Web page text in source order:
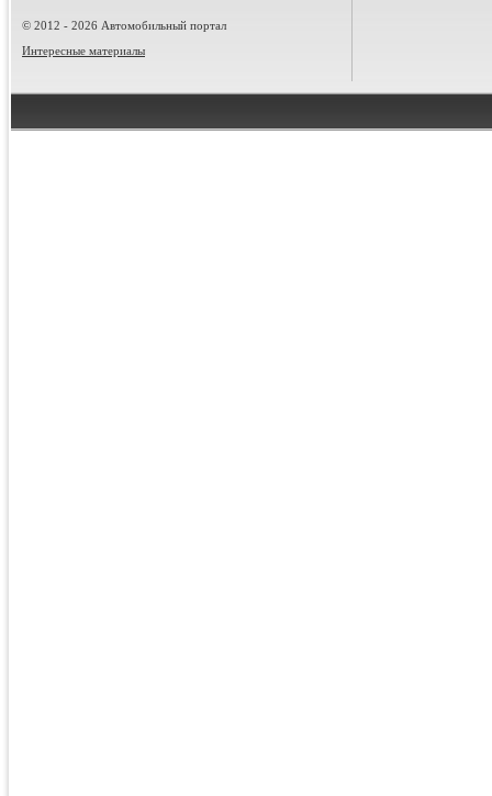
© 2012 - 2026 Автомобильный портал
Интересные материалы